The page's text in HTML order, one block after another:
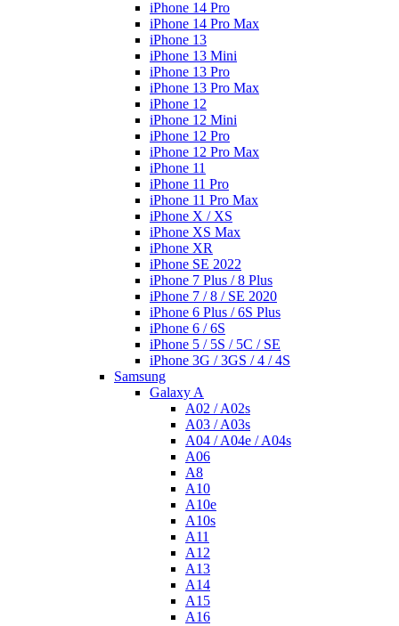
iPhone 14 Pro
iPhone 14 Pro Max
iPhone 13
iPhone 13 Mini
iPhone 13 Pro
iPhone 13 Pro Max
iPhone 12
iPhone 12 Mini
iPhone 12 Pro
iPhone 12 Pro Max
iPhone 11
iPhone 11 Pro
iPhone 11 Pro Max
iPhone X / XS
iPhone XS Max
iPhone XR
iPhone SE 2022
iPhone 7 Plus / 8 Plus
iPhone 7 / 8 / SE 2020
iPhone 6 Plus / 6S Plus
iPhone 6 / 6S
iPhone 5 / 5S / 5C / SE
iPhone 3G / 3GS / 4 / 4S
Samsung
Galaxy A
A02 / A02s
A03 / A03s
A04 / A04e / A04s
A06
A8
A10
A10e
A10s
A11
A12
A13
A14
A15
A16